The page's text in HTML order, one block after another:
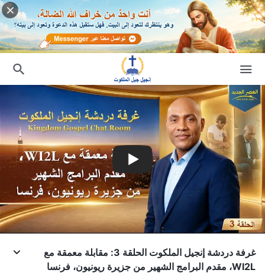
غرفة دردشة إنجيل الملكوت الحلقة 3: مقابلة معمقة مع
WI2L، مقدم البرامج الشهير من جزيرة ريونيون، فرنسا